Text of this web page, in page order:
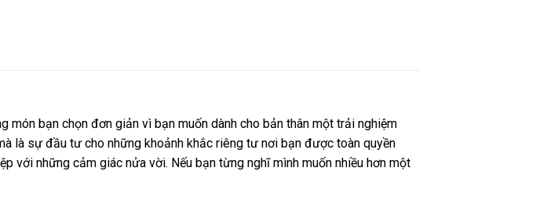
món bạn chọn đơn giản vì bạn muốn dành cho bản thân một trải nghiệm
là sự đầu tư cho những khoảnh khắc riêng tư nơi bạn được toàn quyền
với những cảm giác nửa vời. Nếu bạn từng nghĩ mình muốn nhiều hơn một